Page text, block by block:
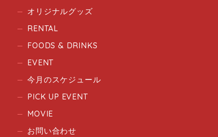
オリジナルグッズ
RENTAL
FOODS & DRINKS
EVENT
今月のスケジュール
PICK UP EVENT
MOVIE
お問い合わせ